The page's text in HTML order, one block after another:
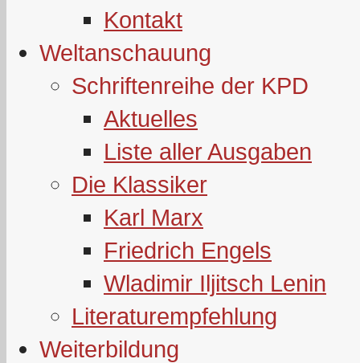
Kontakt
Weltanschauung
Schriftenreihe der KPD
Aktuelles
Liste aller Ausgaben
Die Klassiker
Karl Marx
Friedrich Engels
Wladimir Iljitsch Lenin
Literaturempfehlung
Weiterbildung